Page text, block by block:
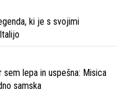
ki je s svojimi
lepa in uspešna: Misica
samska